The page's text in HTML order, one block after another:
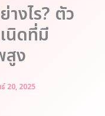
งไร? ตัว
นิดที่มี
สูง
20, 2025